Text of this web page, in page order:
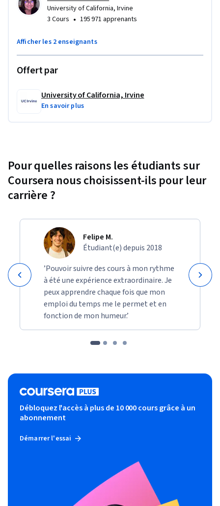
University of California, Irvine
3 Cours • 195 971 apprenants
Afficher les 2 enseignants
Offert par
University of California, Irvine
En savoir plus
Pour quelles raisons les étudiants sur
Coursera nous choisissent-ils pour leur
carrière ?
Felipe M.
Étudiant(e) depuis 2018
’Pouvoir suivre des cours à mon rythme
à été une expérience extraordinaire. Je
peux apprendre chaque fois que mon
emploi du temps me le permet et en
fonction de mon humeur.’
Débloquez l'accès à plus de 10 000 cours grâce à un
abonnement
Démarrer l'essai